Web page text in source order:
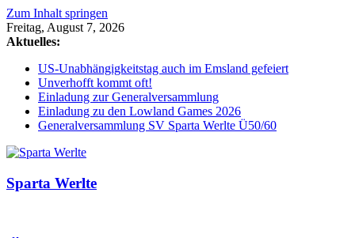
Zum Inhalt springen
Freitag, August 7, 2026
Aktuelles:
US-Unabhängigkeitstag auch im Emsland gefeiert
Unverhofft kommt oft!
Einladung zur Generalversammlung
Einladung zu den Lowland Games 2026
Generalversammlung SV Sparta Werlte Ü50/60
Sparta Werlte